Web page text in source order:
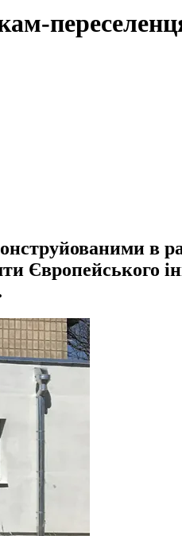
в
Європейського